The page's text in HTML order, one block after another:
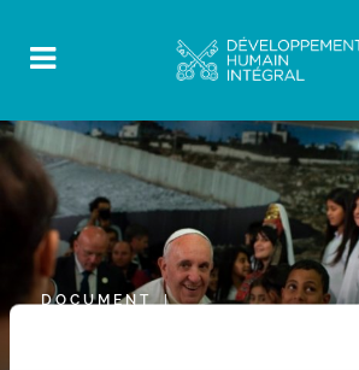
DOCUMENT